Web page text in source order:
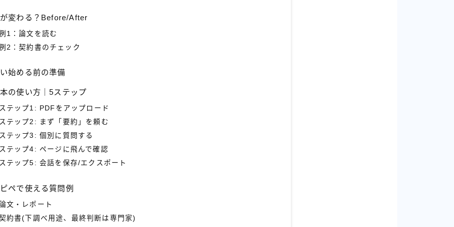
変わる？Before/After
1：論文を読む
2：契約書のチェック
始める前の準備
の使い方｜5ステップ
テップ1: PDFをアップロード
テップ2: まず「要約」を頼む
テップ3: 個別に質問する
テップ4: ページに飛んで確認
テップ5: 会話を保存/エクスポート
ペで使える質問例
文・レポート
約書(下調べ用途、最終判断は専門家)